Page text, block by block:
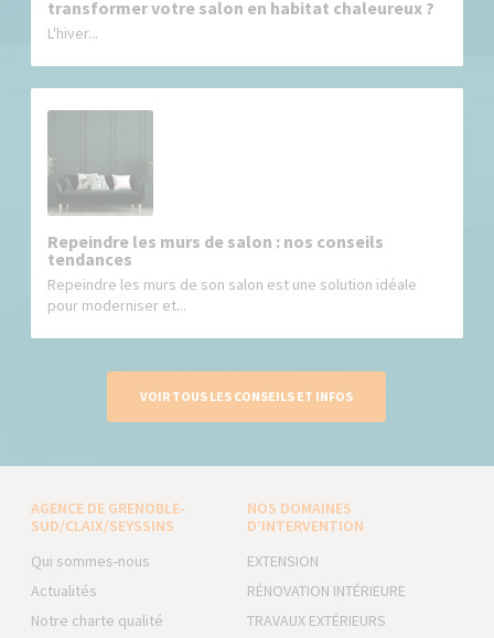
transformer votre salon en habitat chaleureux ?
L'hiver...
Repeindre les murs de salon : nos conseils
tendances
Repeindre les murs de son salon est une solution idéale
pour moderniser et...
VOIR TOUS LES CONSEILS ET INFOS
AGENCE DE GRENOBLE-
SUD/CLAIX/SEYSSINS
Qui sommes-nous
Actualités
Notre charte qualité
NOS DOMAINES
D’INTERVENTION
EXTENSION
RÉNOVATION INTÉRIEURE
TRAVAUX EXTÉRIEURS